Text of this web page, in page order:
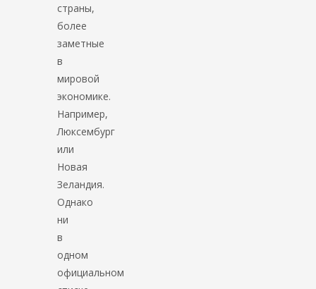
страны,
более
заметные
в
мировой
экономике.
Например,
Люксембург
или
Новая
Зеландия.
Однако
ни
в
одном
официальном